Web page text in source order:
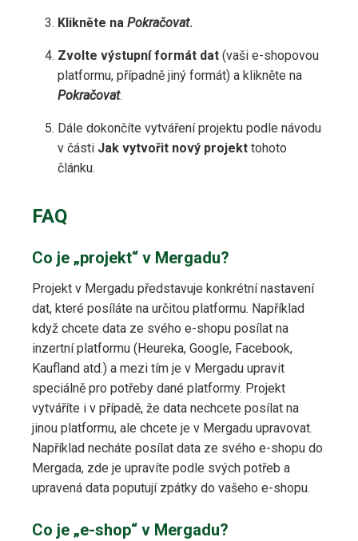
Klikněte na Pokračovat.
Zvolte výstupní formát dat (vaši e-shopovou
platformu, případně jiný formát) a klikněte na
Pokračovat.
Dále dokončíte vytváření projektu podle návodu
v části Jak vytvořit nový projekt tohoto
článku.
FAQ
Co je „projekt“ v Mergadu?
Projekt v Mergadu představuje konkrétní nastavení
dat, které posíláte na určitou platformu. Například
když chcete data ze svého e-shopu posílat na
inzertní platformu (Heureka, Google, Facebook,
Kaufland atd.) a mezi tím je v Mergadu upravit
speciálně pro potřeby dané platformy. Projekt
vytváříte i v případě, že data nechcete posílat na
jinou platformu, ale chcete je v Mergadu upravovat.
Například necháte posílat data ze svého e-shopu do
Mergada, zde je upravíte podle svých potřeb a
upravená data poputují zpátky do vašeho e-shopu.
Co je „e-shop“ v Mergadu?